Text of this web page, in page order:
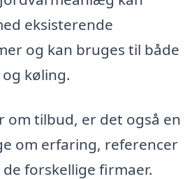
eksisterende
og kan bruges til både
køling.
om tilbud, er det også en
om erfaring, referencer
forskellige firmaer.